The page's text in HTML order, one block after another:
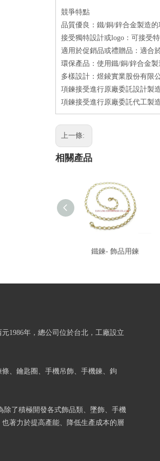
競爭特點
品質優良：鐵/銅/鋅合金製造的
接受獨特設計或logo：可接受
適用於促銷品或禮贈品：適合
環保產品：使用鐵/銅/鋅合金製
多樣設計：煜錂實業股份有限
項鍊接受進行原廠委託設計製
項鍊接受進行原廠委託代工製
上一條:
相關產品
鐵鍊- 飾品用鍊
1986年，總公司位於台北，工廠設立
、鑰匙圈、手機吊飾、手機鍊、鉤
除了積極開發各式飾品類、墜飾、手機
著力於提高產能、降低生產成本的層